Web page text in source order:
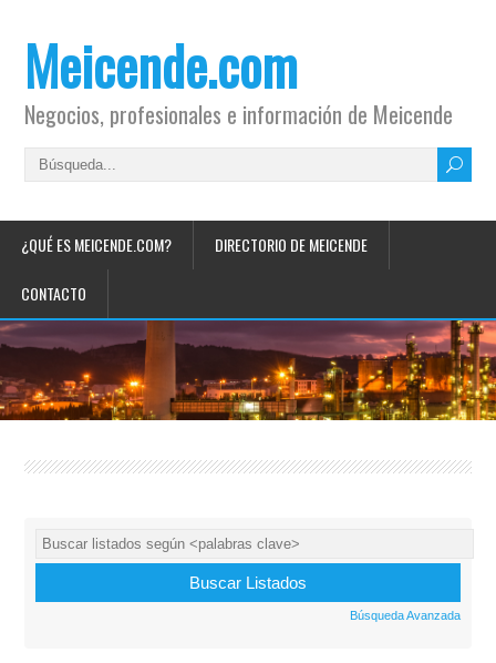
Meicende.com
Negocios, profesionales e información de Meicende
¿QUÉ ES MEICENDE.COM? DIRECTORIO DE MEICENDE
CONTACTO
Búsqueda Avanzada